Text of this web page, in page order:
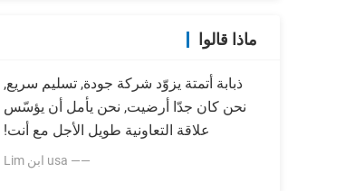
ماذا قالوا
ذبابة أتمتة يزوّد شركة جودة, تسليم سريع,
نحن كان جدّا أرضيت, نحن يأمل أن يؤسّس
علاقة التعاونية طويل الأجل مع أنت!
—— usa ابن Lim